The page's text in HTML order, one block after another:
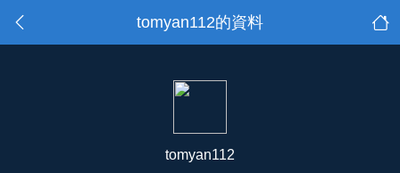
tomyan112的資料
tomyan112